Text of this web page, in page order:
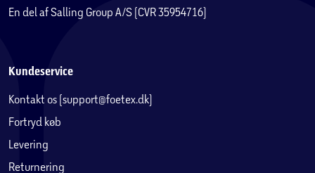
En del af Salling Group A/S (CVR 35954716)
Kundeservice
Kontakt os (support@foetex.dk)
Fortryd køb
Levering
Returnering